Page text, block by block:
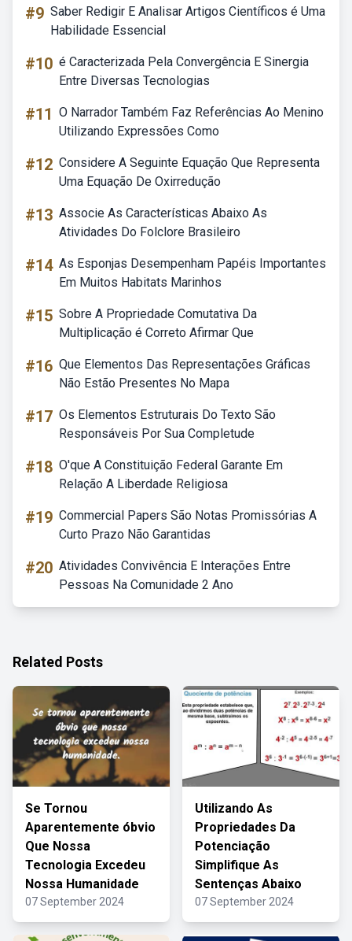
#9 Saber Redigir E Analisar Artigos Científicos é Uma
Habilidade Essencial
#10 é Caracterizada Pela Convergência E Sinergia
Entre Diversas Tecnologias
#11 O Narrador Também Faz Referências Ao Menino
Utilizando Expressões Como
#12 Considere A Seguinte Equação Que Representa
Uma Equação De Oxirredução
#13 Associe As Características Abaixo As
Atividades Do Folclore Brasileiro
#14 As Esponjas Desempenham Papéis Importantes
Em Muitos Habitats Marinhos
#15 Sobre A Propriedade Comutativa Da
Multiplicação é Correto Afirmar Que
#16 Que Elementos Das Representações Gráficas
Não Estão Presentes No Mapa
#17 Os Elementos Estruturais Do Texto São
Responsáveis Por Sua Completude
#18 O'que A Constituição Federal Garante Em
Relação A Liberdade Religiosa
#19 Commercial Papers São Notas Promissórias A
Curto Prazo Não Garantidas
#20 Atividades Convivência E Interações Entre
Pessoas Na Comunidade 2 Ano
Related Posts
Se Tornou
Aparentemente óbvio
Que Nossa
Tecnologia Excedeu
Nossa Humanidade
07 September 2024
Utilizando As
Propriedades Da
Potenciação
Simplifique As
Sentenças Abaixo
07 September 2024